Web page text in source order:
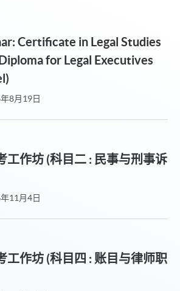
Certificate in Legal Studies
for Legal Executives
8月19日
工作坊 (科目二 : 民事与刑事诉
11月4日
工作坊 (科目四 : 账目与律师职